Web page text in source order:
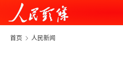
首页 人民新闻